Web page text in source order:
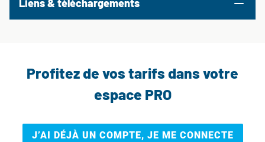
Liens & téléchargements
Profitez de vos tarifs dans votre
espace PRO
J’AI DÉJÀ UN COMPTE, JE ME CONNECTE